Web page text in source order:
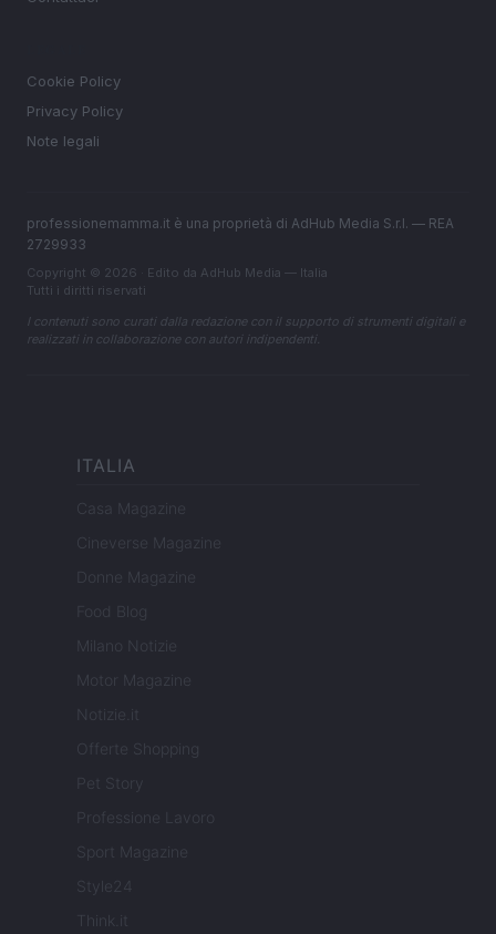
Cookie Policy
Privacy Policy
Note legali
professionemamma.it è una proprietà di AdHub Media S.r.l. — REA
2729933
Copyright © 2026 · Edito da AdHub Media — Italia
Tutti i diritti riservati
I contenuti sono curati dalla redazione con il supporto di strumenti digitali e
realizzati in collaborazione con autori indipendenti.
ITALIA
Casa Magazine
Cineverse Magazine
Donne Magazine
Food Blog
Milano Notizie
Motor Magazine
Notizie.it
Offerte Shopping
Pet Story
Professione Lavoro
Sport Magazine
Style24
Think.it